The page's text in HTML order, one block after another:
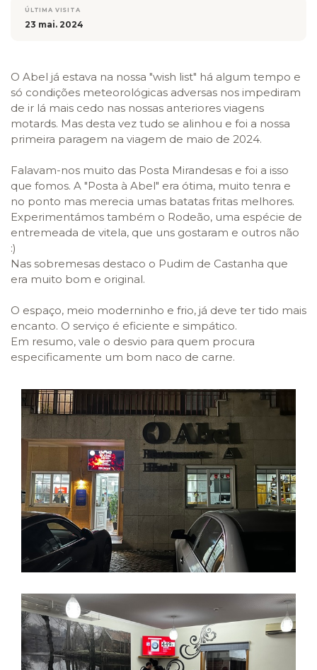
ÚLTIMA VISITA
23 mai. 2024
O Abel já estava na nossa "wish list" há algum tempo e
só condições meteorológicas adversas nos impediram
de ir lá mais cedo nas nossas anteriores viagens
motards. Mas desta vez tudo se alinhou e foi a nossa
primeira paragem na viagem de maio de 2024.
Falavam-nos muito das Posta Mirandesas e foi a isso
que fomos. A "Posta à Abel" era ótima, muito tenra e
no ponto mas merecia umas batatas fritas melhores.
Experimentámos também o Rodeão, uma espécie de
entremeada de vitela, que uns gostaram e outros não
:)
Nas sobremesas destaco o Pudim de Castanha que
era muito bom e original.
O espaço, meio moderninho e frio, já deve ter tido mais
encanto. O serviço é eficiente e simpático.
Em resumo, vale o desvio para quem procura
especificamente um bom naco de carne.